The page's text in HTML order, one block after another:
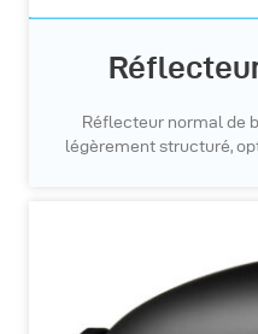
Réflecteur normal de
légèrement structuré,